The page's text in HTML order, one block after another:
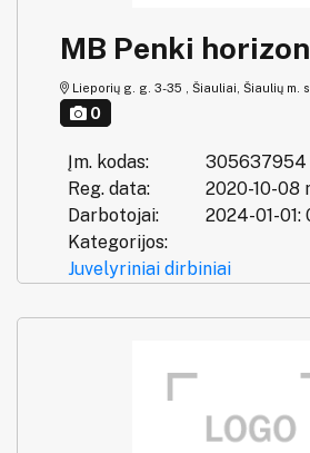
MB Penki
Lieporių g. g. 3-35 , Šiauliai, Šiaulių m.
0
Įm. kodas:
305637954
Reg. data:
2020-10-08
Darbotojai:
2024-01-01:
Kategorijos:
Juvelyriniai dirbiniai